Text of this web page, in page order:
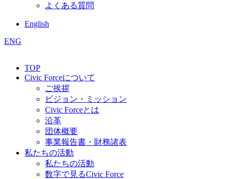
よくある質問
English
ENG
TOP
Civic Forceについて
ご挨拶
ビジョン・ミッション
Civic Forceとは
沿革
団体概要
事業報告書・財務諸表
私たちの活動
私たちの活動
数字で見るCivic Force